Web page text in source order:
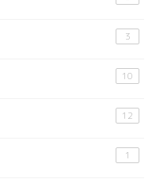
3
10
12
1